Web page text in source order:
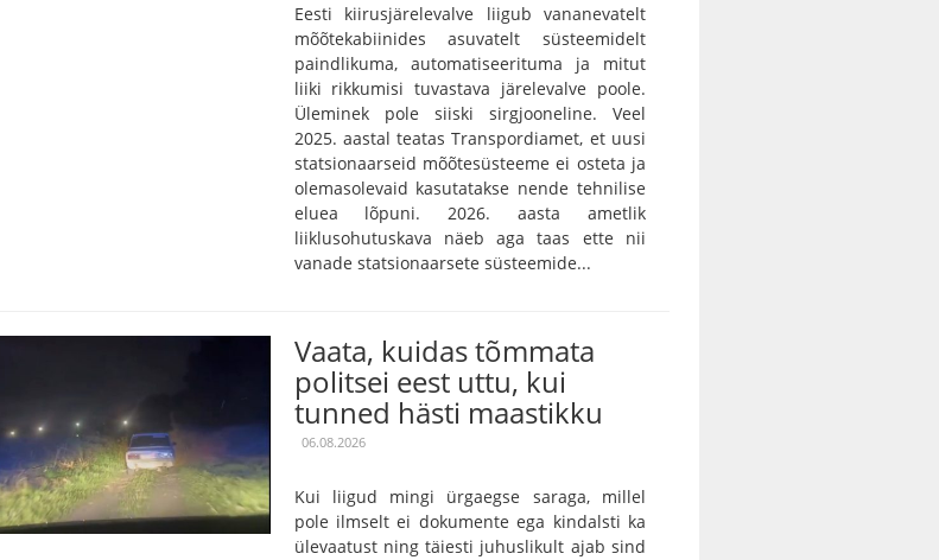
Eesti kiirusjärelevalve liigub vananevatelt
mõõtekabiinides asuvatelt süsteemidelt
paindlikuma, automatiseerituma ja mitut
liiki rikkumisi tuvastava järelevalve poole.
Üleminek pole siiski sirgjooneline. Veel
2025. aastal teatas Transpordiamet, et uusi
statsionaarseid mõõtesüsteeme ei osteta ja
olemasolevaid kasutatakse nende tehnilise
eluea lõpuni. 2026. aasta ametlik
liiklusohutuskava näeb aga taas ette nii
vanade statsionaarsete süsteemide...
Vaata, kuidas tõmmata
politsei eest uttu, kui
tunned hästi maastikku
06.08.2026
Kui liigud mingi ürgaegse saraga, millel
pole ilmselt ei dokumente ega kindalsti ka
ülevaatust ning täiesti juhuslikult ajab sind